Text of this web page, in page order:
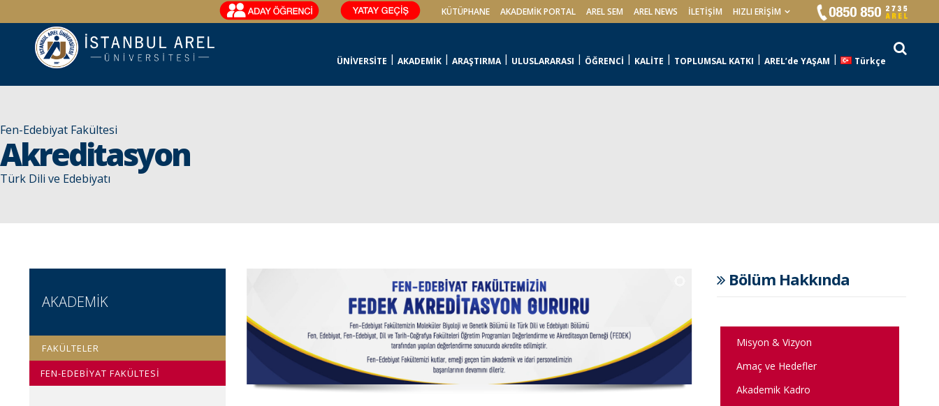
KÜTÜPHANE AKADEMİK PORTAL AREL SEM AREL NEWS İLETIŞIM HIZLI ERİŞİM
ÜNİVERSİTE AKADEMİK ARAŞTIRMA ULUSLARARASI ÖĞRENCİ KALİTE TOPLUMSAL KATKI AREL’de YAŞAM Türkçe
Fen-Edebiyat Fakültesi
Akreditasyon
Türk Dili ve Edebiyatı
AKADEMİK
FAKÜLTELER
FEN-EDEBİYAT FAKÜLTESİ
Bölüm Hakkında
Misyon & Vizyon
Amaç ve Hedefler
Akademik Kadro